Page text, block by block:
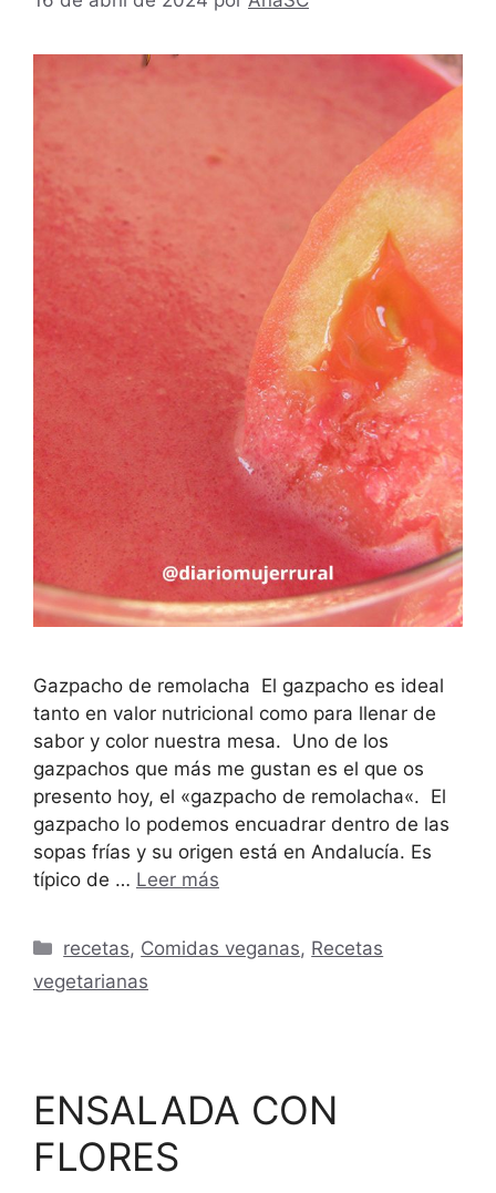
Gazpacho de remolacha El gazpacho es ideal
tanto en valor nutricional como para llenar de
sabor y color nuestra mesa. Uno de los
gazpachos que más me gustan es el que os
presento hoy, el «gazpacho de remolacha«. El
gazpacho lo podemos encuadrar dentro de las
sopas frías y su origen está en Andalucía. Es
típico de … Leer más
Categorías
recetas, Comidas veganas, Recetas
vegetarianas
ENSALADA CON
FLORES